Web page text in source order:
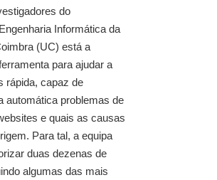
do
Informática da
(UC) está a
para ajudar a
rápida, capaz de
automática problemas de
e quais as causas
Para tal, a equipa
duas dezenas de
algumas das mais